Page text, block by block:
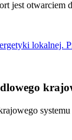
jest otwarciem
lokalnej.